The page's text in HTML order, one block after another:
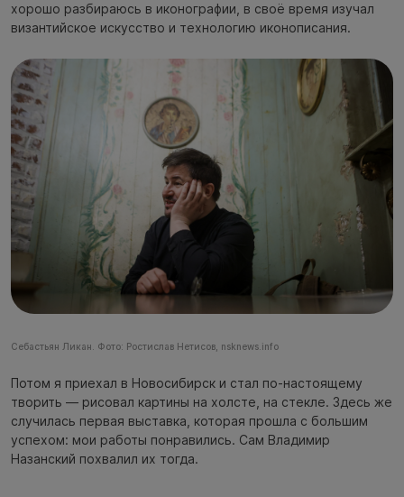
хорошо разбираюсь в иконографии, в своё время изучал
византийское искусство и технологию иконописания.
Себастьян Ликан. Фото: Ростислав Нетисов, nsknews.info
Потом я приехал в Новосибирск и стал по-настоящему
творить — рисовал картины на холсте, на стекле. Здесь же
случилась первая выставка, которая прошла с большим
успехом: мои работы понравились. Сам Владимир
Назанский похвалил их тогда.